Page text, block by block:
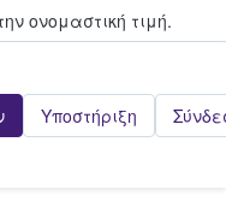
oνομαστική τιμή.
Υποστήριξη